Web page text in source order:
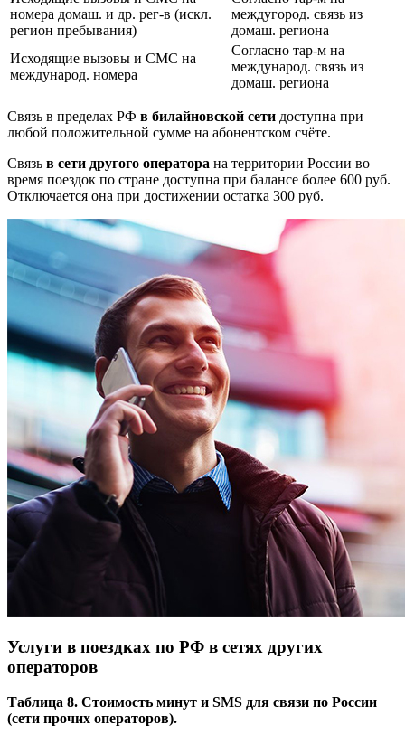
номера домаш. и др. рег-в (искл.
регион пребывания)
междугород. связь из
домаш. региона
Исходящие вызовы и СМС на
международ. номера
Согласно тар-м на
международ. связь из
домаш. региона
Связь в пределах РФ в билайновской сети доступна при
любой положительной сумме на абонентском счёте.
Связь в сети другого оператора на территории России во
время поездок по стране доступна при балансе более 600 руб.
Отключается она при достижении остатка 300 руб.
Услуги в поездках по РФ в сетях других
операторов
Таблица 8. Стоимость минут и SMS для связи по России
(сети прочих операторов).